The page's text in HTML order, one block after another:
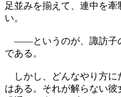
足並みを揃えて、連中を
い。
――というのが、諏訪子
である。
しかし、どんなやり方に
はある。それが解らない